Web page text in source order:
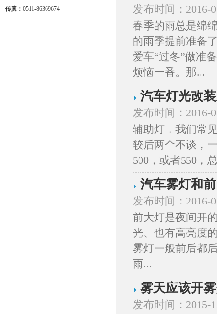
传真： 0511-86369674
发布时间：2016-
春季的雨总是绵
的雨季提前准备
爱车“过冬”做准
烦恼一番。那...
汽车灯光改
发布时间：2016-
辅助灯，我们常
较后两个不谈，
500，或者550，
汽车雾灯和
发布时间：2016-
前大灯是夜间开
光、也有高亮度
雾灯一般前后都
雨...
雾天应该开
发布时间：2015-